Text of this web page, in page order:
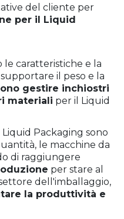
del cliente per
per il Liquid
le caratteristiche e la
il peso e la
gestire inchiostri
materiali per il Liquid
Packaging sono
le macchine da
di raggiungere
per stare al
dell'imballaggio,
la produttività e